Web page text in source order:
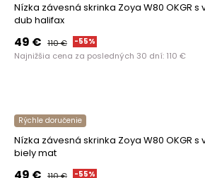
Nízka závesná skrinka Zoya W80 OKGR
dub halifax
49 € 110€ -55%
Najnižšia cena za posledných 30 dní: 110 €
Rýchle doručenie
Nízka závesná skrinka Zoya W80 OKGR
biely mat
-55%